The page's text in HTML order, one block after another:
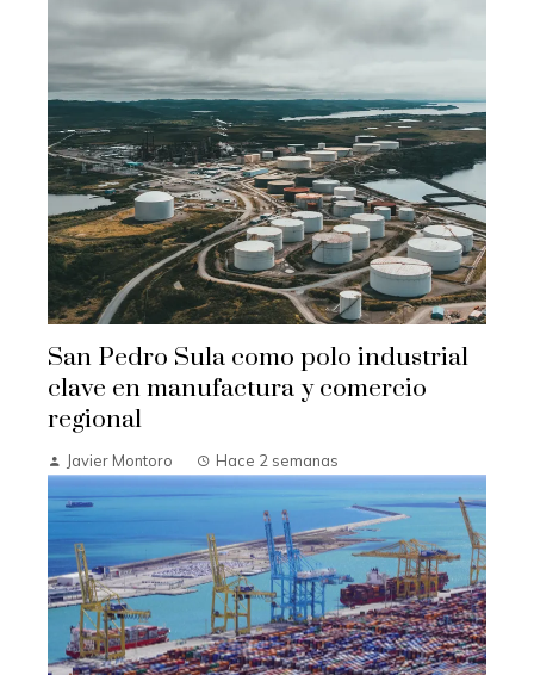
San Pedro Sula como polo industrial
clave en manufactura y comercio
regional
Javier Montoro Hace 2 semanas